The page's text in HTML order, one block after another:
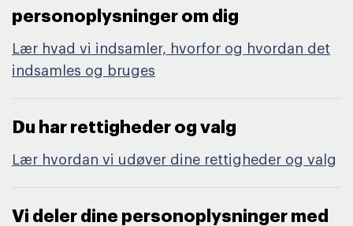
personoplysninger om dig ​
Lær hvad vi indsamler, hvorfor og hvordan det
indsamles og bruges
Du har rettigheder og valg​
Lær hvordan vi udøver dine rettigheder og valg
Vi deler dine personoplysninger med